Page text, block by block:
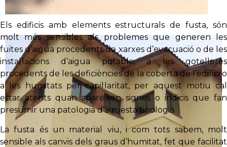
Els edificis amb elements estructurals de fusta, són
molt més sensibles als problemes que generen les
fuites d’aigua procedents de xarxes d’evacuació o de les
instal·lacions d’aigua potable, a les gotelleres
procedents de les deficiències de la coberta de l’edifici o
a les humitats per capil·laritat, per aquest motiu cal
estar atents quan apareixen signes o indicis que fan
presumir una patologia d’aquesta tipologia.
La fusta és un material viu, i com tots sabem, molt
sensible als canvis dels graus d’humitat, fet que facilitat